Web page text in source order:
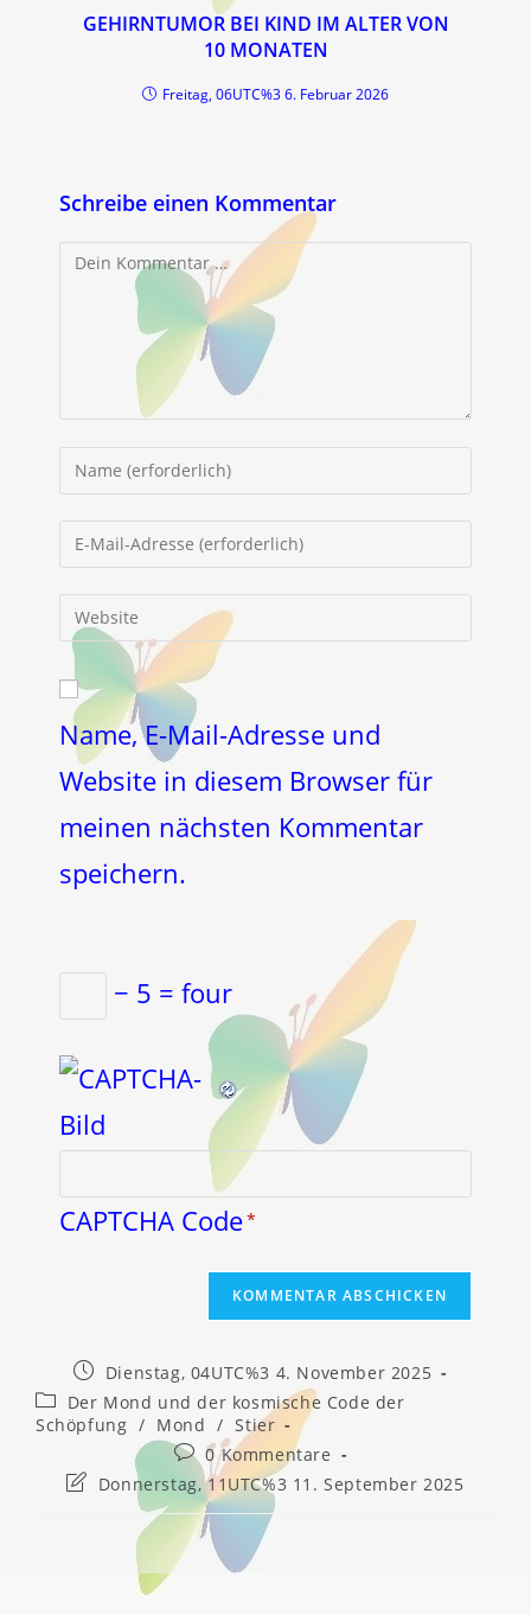
GEHIRNTUMOR BEI KIND IM ALTER VON
10 MONATEN
Freitag, 06UTC%3 6. Februar 2026
Schreibe einen Kommentar
Kommentar
Namen
oder
Kommentieren
E-
Mail-
Adresse
zum
Kommentieren
ein
deine
URL
ein
(optional)
Name, E-Mail-Adresse und
Website in diesem Browser für
meinen nächsten Kommentar
speichern.
− 5 = four
CAPTCHA Code*
Beitrag
veröffentlicht:
Dienstag, 04UTC%3 4. November 2025
Beitrags-
Kategorie:
Der Mond und der kosmische Code der
Schöpfung / Mond / Stier
Beitrags-
Kommentare:
0 Kommentare
Beitrag
geändert
Donnerstag, 11UTC%3 11. September 2025